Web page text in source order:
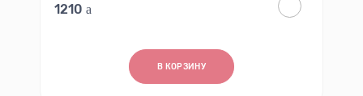
1210
В КОРЗИНУ